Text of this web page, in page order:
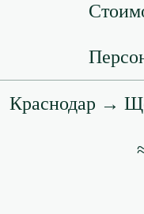
Краснодар →